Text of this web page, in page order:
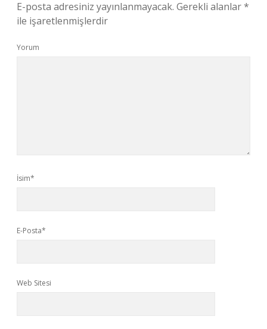
E-posta adresiniz yayınlanmayacak. Gerekli alanlar*
ile işaretlenmişlerdir
Yorum
İsim*
E-Posta*
Web Sitesi